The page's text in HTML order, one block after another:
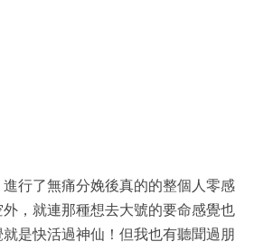
行了無痛分娩後真的的整個人零感
，就連那種想去大號的要命感覺也
是快活過神仙！但我也有聽聞過朋